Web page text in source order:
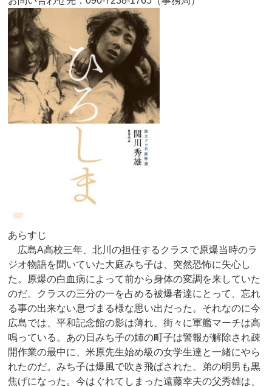
あらすじ
広島A高校三年、北川の担任するクラスで原爆当時のラ
ジオ物語を聞いていた大庭みち子は、突然恐怖に失心し
た。原爆の白血病によって前から身体の変調を来していた
のだ。クラスの三分の一を占める被爆者達にとって、忘れ
る事の出来ない息づまる様な思い出だった。それなのに今
広島では、平和記念館の影は薄れ、街々に軍艦マーチは高
鳴っている。あの日みち子の姉の町子は警報が解除され疎
開作業の最中に、米原先生始め級の女学生達と一緒にやら
れたのだ。みち子は爆風で吹き飛ばされた。弟の明男も黒
焦げになった。今はぐれてしまった遠藤幸夫の父秀雄は、